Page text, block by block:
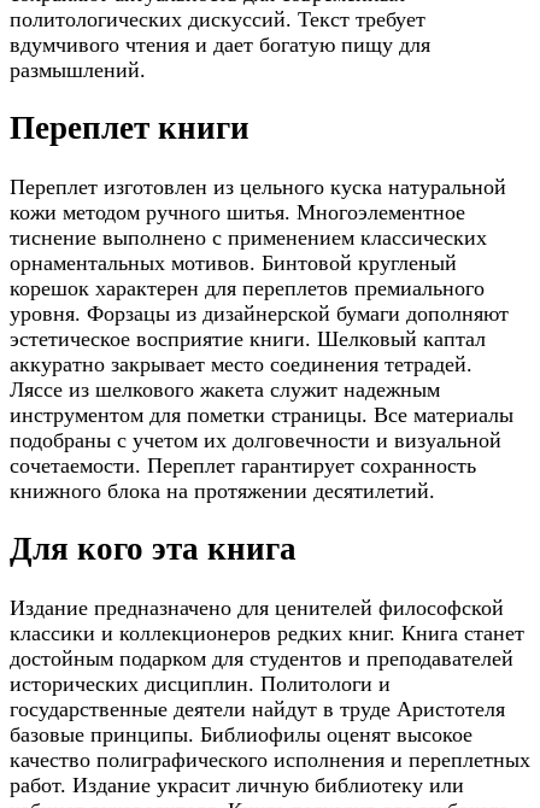
политологических дискуссий. Текст требует
вдумчивого чтения и дает богатую пищу для
размышлений.
Переплет книги
Переплет изготовлен из цельного куска натуральной
кожи методом ручного шитья. Многоэлементное
тиснение выполнено с применением классических
орнаментальных мотивов. Бинтовой кругленый
корешок характерен для переплетов премиального
уровня. Форзацы из дизайнерской бумаги дополняют
эстетическое восприятие книги. Шелковый каптал
аккуратно закрывает место соединения тетрадей.
Ляссе из шелкового жакета служит надежным
инструментом для пометки страницы. Все материалы
подобраны с учетом их долговечности и визуальной
сочетаемости. Переплет гарантирует сохранность
книжного блока на протяжении десятилетий.
Для кого эта книга
Издание предназначено для ценителей философской
классики и коллекционеров редких книг. Книга станет
достойным подарком для студентов и преподавателей
исторических дисциплин. Политологи и
государственные деятели найдут в труде Аристотеля
базовые принципы. Библиофилы оценят высокое
качество полиграфического исполнения и переплетных
работ. Издание украсит личную библиотеку или